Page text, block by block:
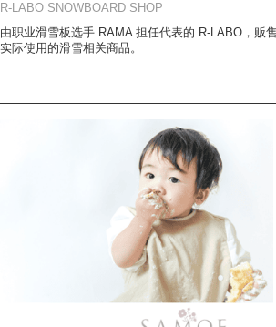
R-LABO SNOWBOARD SHOP
由职业滑雪板选手 RAMA 担任代表的 R-LABO，贩
实际使用的滑雪相关商品。